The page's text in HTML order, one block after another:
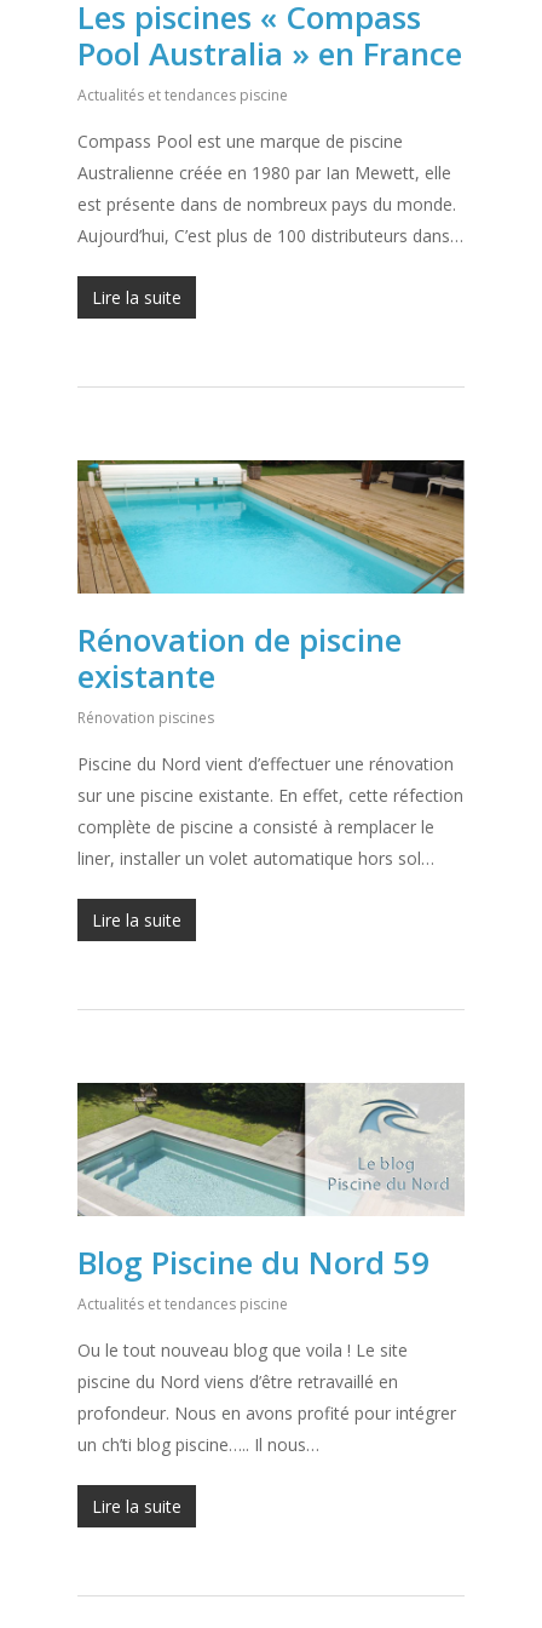
Les piscines « Compass
Pool Australia » en France
Actualités et tendances piscine
Compass Pool est une marque de piscine
Australienne créée en 1980 par Ian Mewett, elle
est présente dans de nombreux pays du monde.
Aujourd’hui, C’est plus de 100 distributeurs dans…
Lire la suite
Rénovation de piscine
existante
Rénovation piscines
Piscine du Nord vient d’effectuer une rénovation
sur une piscine existante. En effet, cette réfection
complète de piscine a consisté à remplacer le
liner, installer un volet automatique hors sol…
Lire la suite
Blog Piscine du Nord 59
Actualités et tendances piscine
Ou le tout nouveau blog que voila ! Le site
piscine du Nord viens d’être retravaillé en
profondeur. Nous en avons profité pour intégrer
un ch’ti blog piscine….. Il nous…
Lire la suite